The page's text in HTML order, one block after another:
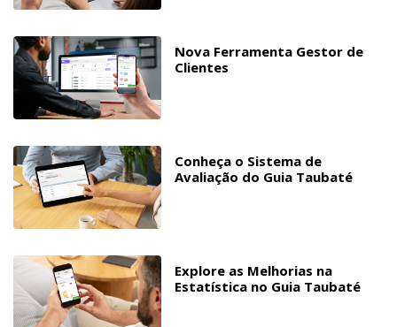
Nova Ferramenta Gestor de
Clientes
Conheça o Sistema de
Avaliação do Guia Taubaté
Explore as Melhorias na
Estatística no Guia Taubaté